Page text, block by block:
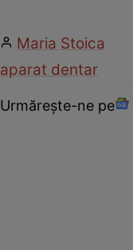
Maria Stoica
aparat dentar
Urmărește-ne pe